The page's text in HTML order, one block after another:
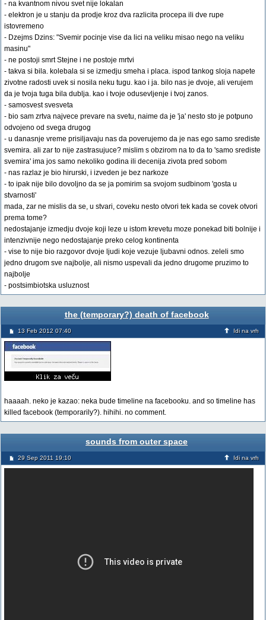
- na kvantnom nivou svet nije lokalan
- elektron je u stanju da prodje kroz dva razlicita procepa ili dve rupe
istovremeno
- Dzejms Dzins: "Svemir pocinje vise da lici na veliku misao nego na veliku
masinu"
- ne postoji smrt Stejne i ne postoje mrtvi
- takva si bila. kolebala si se izmedju smeha i placa. ispod tankog sloja napete
zivotne radosti uvek si nosila neku tugu. kao i ja. bilo nas je dvoje, ali verujem
da je tvoja tuga bila dublja. kao i tvoje odusevljenje i tvoj zanos.
- samosvest svesveta
- bio sam zrtva najvece prevare na svetu, naime da je 'ja' nesto sto je potpuno
odvojeno od svega drugog
- u danasnje vreme prisiljavaju nas da poverujemo da je nas ego samo srediste
svemira. ali zar to nije zastrasujuce? mislim s obzirom na to da to 'samo srediste
svemira' ima jos samo nekoliko godina ili decenija zivota pred sobom
- nas razlaz je bio hirurski, i izveden je bez narkoze
- to ipak nije bilo dovoljno da se ja pomirim sa svojom sudbinom 'gosta u
stvarnosti'
mada, zar ne mislis da se, u stvari, coveku nesto otvori tek kada se covek otvori
prema tome?
nedostajanje izmedju dvoje koji leze u istom krevetu moze ponekad biti bolnije i
intenzivnije nego nedostajanje preko celog kontinenta
- vise to nije bio razgovor dvoje ljudi koje vezuje ljubavni odnos. zeleli smo
jedno drugom sve najbolje, ali nismo uspevali da jedno drugome pruzimo to
najbolje
- postsimbiotska usluznost
the (temporary?) death of facebook
13 Feb 2012 07:40 Idi na vrh
haaaah. neko je kazao: neka bude timeline na facebooku. and so timeline has
killed facebook (temporarily?). hihihi. no comment.
sounds from outer space
29 Sep 2011 19:10 Idi na vrh